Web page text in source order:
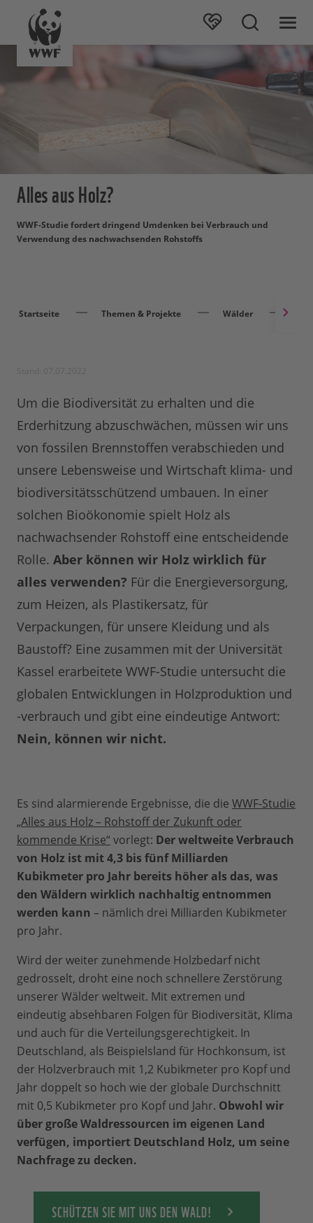
Alles aus Holz?
WWF-Studie fordert dringend Umdenken bei Verbrauch und
Verwendung des nachwachsenden Rohstoffs
Startseite Themen & Projekte Wälder
Um die Biodiversität zu erhalten und die
Erderhitzung abzuschwächen, müssen wir uns
von fossilen Brennstoffen verabschieden und
unsere Lebensweise und Wirtschaft klima- und
biodiversitätsschützend umbauen. In einer
solchen Bioökonomie spielt Holz als
nachwachsender Rohstoff eine entscheidende
Rolle. Aber können wir Holz wirklich für
alles verwenden? Für die Energieversorgung,
zum Heizen, als Plastikersatz, für
Verpackungen, für unsere Kleidung und als
Baustoff? Eine zusammen mit der Universität
Kassel erarbeitete WWF-Studie untersucht die
globalen Entwicklungen in Holzproduktion und
-verbrauch und gibt eine eindeutige Antwort:
Nein, können wir nicht.
Es sind alarmierende Ergebnisse, die die WWF-Studie
„Alles aus Holz – Rohstoff der Zukunft oder
kommende Krise“ vorlegt: Der weltweite Verbrauch
von Holz ist mit 4,3 bis fünf Milliarden
Kubikmeter pro Jahr bereits höher als das, was
den Wäldern wirklich nachhaltig entnommen
werden kann – nämlich drei Milliarden Kubikmeter
pro Jahr.
Wird der weiter zunehmende Holzbedarf nicht
gedrosselt, droht eine noch schnellere Zerstörung
unserer Wälder weltweit. Mit extremen und
eindeutig absehbaren Folgen für Biodiversität, Klima
und auch für die Verteilungsgerechtigkeit. In
Deutschland, als Beispielsland für Hochkonsum, ist
der Holzverbrauch mit 1,2 Kubikmeter pro Kopf und
Jahr doppelt so hoch wie der globale Durchschnitt
mit 0,5 Kubikmeter pro Kopf und Jahr. Obwohl wir
über große Waldressourcen im eigenen Land
verfügen, importiert Deutschland Holz, um seine
Nachfrage zu decken.
SCHÜTZEN SIE MIT UNS DEN WALD!